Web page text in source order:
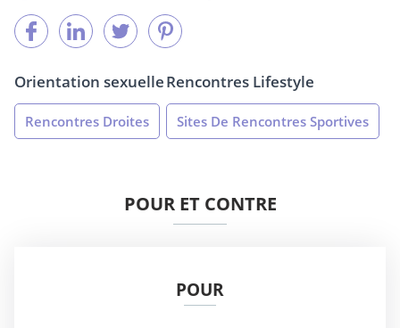
Orientation sexuelle
Rencontres Droites
Rencontres Lifestyle
Sites De Rencontres Sportives
POUR ET CONTRE
POUR